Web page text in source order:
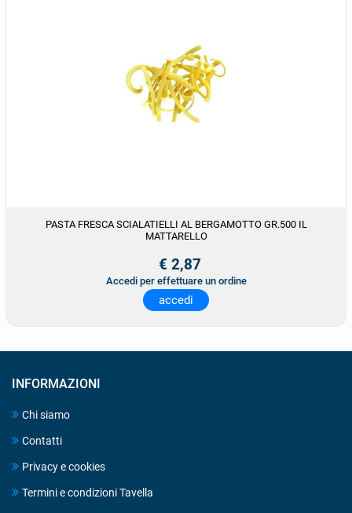
PASTA FRESCA SCIALATIELLI AL BERGAMOTTO GR.500 IL
MATTARELLO
€ 2,87
Accedi per effettuare un ordine
accedi
INFORMAZIONI
Chi siamo
Contatti
Privacy e cookies
Termini e condizioni Tavella